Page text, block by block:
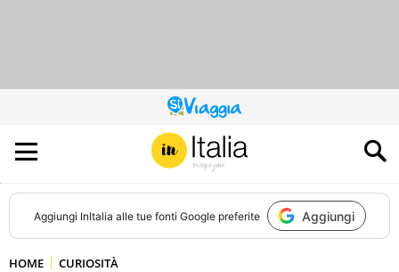
QUESTO
SITO
CONTRIBUISCE
ALL’AUDIENCE
DI
Aggiungi InItalia alle tue fonti Google preferite Aggiungi
HOME CURIOSITÀ